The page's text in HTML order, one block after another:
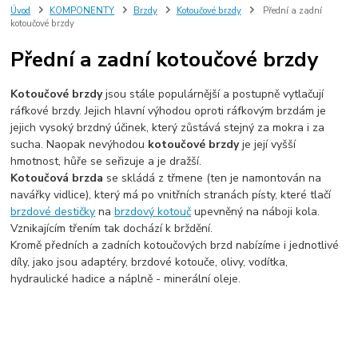
Úvod KOMPONENTY Brzdy Kotoučové brzdy
Přední a zadní
kotoučové brzdy
Přední a zadní kotoučové brzdy
Kotoučové brzdyjsou stále populárnější a postupně vytlačují
ráfkové brzdy. Jejich hlavní výhodou oproti ráfkovým brzdám je
jejich vysoký brzdný účinek, který zůstává stejný za mokra i za
sucha. Naopak nevýhodou kotoučové brzdyje její vyšší
hmotnost, hůře se seřizuje a je dražší.
Kotoučová brzda se skládá z třmene (ten je namontován na
navářky vidlice), který má po vnitřních stranách písty, které tlačí
brzdové destičky nabrzdový kotouč upevněný na náboji kola.
Vznikajícím třením tak dochází k brždění.
Kromě předních a zadních kotoučových brzd nabízíme i jednotlivé
díly, jako jsou adaptéry, brzdové kotouče, olivy, vodítka,
hydraulické hadice a náplně - minerální oleje.